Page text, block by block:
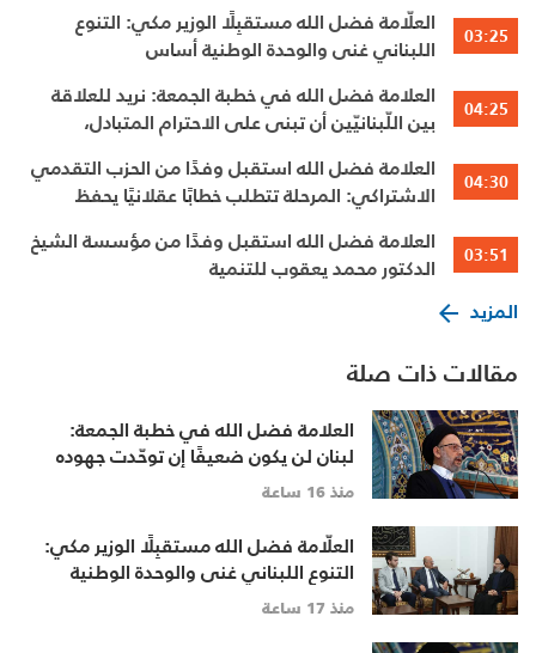
03:25
العلّامة فضل الله مستقبِلًا الوزير مكي: التنوع
اللبناني غنى والوحدة الوطنية أساس
04:25
العلامة فضل الله في خطبة الجمعة: نريد للعلاقة
بين اللّبنانيّين أن تبنى على الاحترام المتبادل،
04:30
العلامة فضل الله استقبل وفدًا من الحزب التقدمي
الاشتراكي: المرحلة تتطلب خطابًا عقلانيًا يحفظ
03:51
العلامة فضل الله استقبل وفدًا من مؤسسة الشيخ
الدكتور محمد يعقوب للتنمية
المزيد
مقالات ذات صلة
العلامة فضل الله في خطبة الجمعة:
لبنان لن يكون ضعيفًا إن توحّدت جهوده
وخرج الجميع من حساباتهم الخاصّة
منذ 16 ساعة
العلّامة فضل الله مستقبِلًا الوزير مكي:
التنوع اللبناني غنى والوحدة الوطنية
أساس
منذ 17 ساعة